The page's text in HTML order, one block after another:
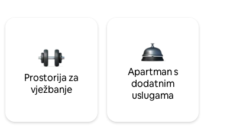
Prostorija za
vježbanje
Apartman s
dodatnim
uslugama